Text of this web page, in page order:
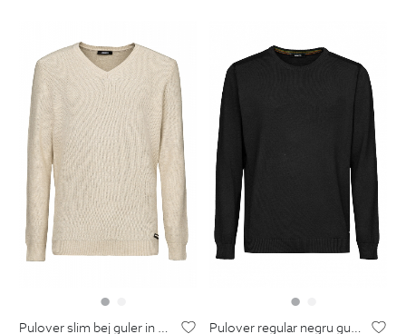
pulover slim bej guler in v cu casmir pulover regular negru guler rotund